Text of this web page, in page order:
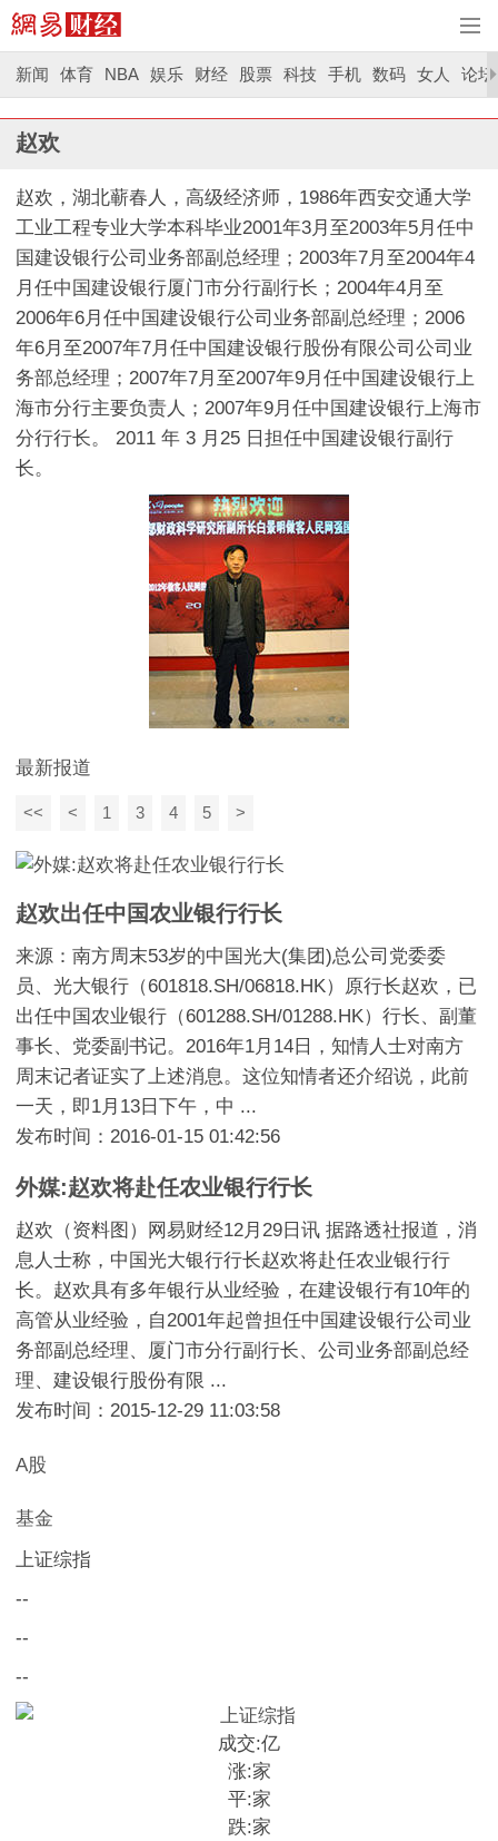
新闻 体育 NBA 娱乐 财经 股票 科技 手机 数码 女人 论坛
赵欢
赵欢，湖北蕲春人，高级经济师，1986年西安交通大学
工业工程专业大学本科毕业2001年3月至2003年5月任中
国建设银行公司业务部副总经理；2003年7月至2004年4
月任中国建设银行厦门市分行副行长；2004年4月至
2006年6月任中国建设银行公司业务部副总经理；2006
年6月至2007年7月任中国建设银行股份有限公司公司业
务部总经理；2007年7月至2007年9月任中国建设银行上
海市分行主要负责人；2007年9月任中国建设银行上海市
分行行长。 2011 年 3 月25 日担任中国建设银行副行
长。
最新报道
<< < 1 3 4 5 >
赵欢出任中国农业银行行长
来源：南方周末53岁的中国光大(集团)总公司党委委
员、光大银行（601818.SH/06818.HK）原行长赵欢，已
出任中国农业银行（601288.SH/01288.HK）行长、副董
事长、党委副书记。2016年1月14日，知情人士对南方
周末记者证实了上述消息。这位知情者还介绍说，此前
一天，即1月13日下午，中 ...
发布时间：2016-01-15 01:42:56
外媒:赵欢将赴任农业银行行长
赵欢（资料图）网易财经12月29日讯 据路透社报道，消
息人士称，中国光大银行行长赵欢将赴任农业银行行
长。赵欢具有多年银行从业经验，在建设银行有10年的
高管从业经验，自2001年起曾担任中国建设银行公司业
务部副总经理、厦门市分行副行长、公司业务部副总经
理、建设银行股份有限 ...
发布时间：2015-12-29 11:03:58
A股
基金
上证综指
--
--
--
成交:亿
涨:家
平:家
跌:家